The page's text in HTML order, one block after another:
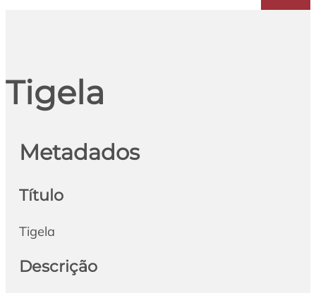
Tigela
Metadados
Título
Tigela
Descrição